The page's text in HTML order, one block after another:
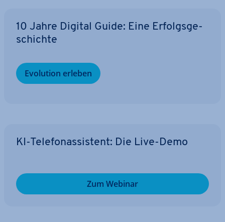
10 Jahre Digital Guide: Eine Er­folgs­ge­
schich­te
Evolution erleben
KI-Te­le­fon­as­sis­tent: Die Live-Demo
Zum Webinar